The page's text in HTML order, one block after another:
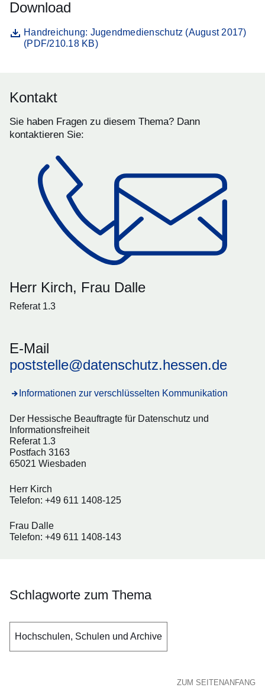
Download
DateiHandreichung: Jugendmedienschutz (August 2017)
(PDF/210.18 KB)
Öffnet sich in einem neuen Fenster
Kontakt
Sie haben Fragen zu diesem Thema? Dann
kontaktieren Sie:
Herr Kirch, Frau Dalle
Referat 1.3
E-Mail
poststelle@datenschutz.hessen.de
Informationen zur verschlüsselten Kommunikation
Der Hessische Beauftragte für Datenschutz und
Informationsfreiheit
Referat 1.3
Postfach 3163
65021 Wiesbaden
Herr Kirch
Telefon: +49 611 1408-125
Frau Dalle
Telefon: +49 611 1408-143
Schlagworte zum Thema
Hochschulen, Schulen und Archive
ZUM SEITENANFANG